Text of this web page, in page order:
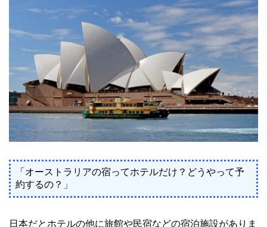
「オーストラリアの宿ってホテルだけ？どうやって予
約するの？」
日本だとホテルの他に旅館や民宿などの宿泊施設がありま